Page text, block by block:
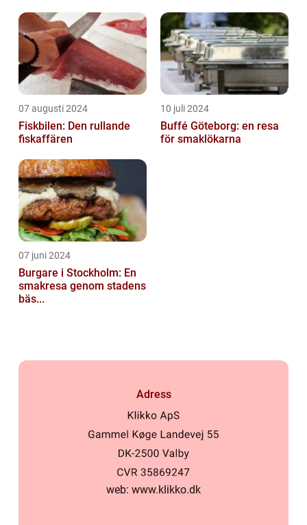
07 augusti 2024
Fiskbilen: Den rullande
fiskaffären
10 juli 2024
Buffé Göteborg: en resa
för smaklökarna
07 juni 2024
Burgare i Stockholm: En
smakresa genom stadens
bäs...
Adress
web: www.klikko.dk